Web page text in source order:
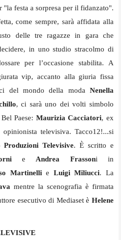
festa a sorpresa per il fidanzato".
come sempre, sarà affidata alla
delle tre ragazze in gara che
in uno studio stracolmo di
per l’occasione stabilita. A
vip, accanto alla giuria fissa
del mondo della moda Nenella
, ci sarà uno dei volti simbolo
Paese: Maurizia Cacciatori, ex
televisiva. Tacco12!...si
Produzioni Televisive. È scritto e
e Andrea Frassoni in
Martinellie Luigi Miliucci. La
mentre la scenografia è firmata
esecutivo di Mediaset èHelene